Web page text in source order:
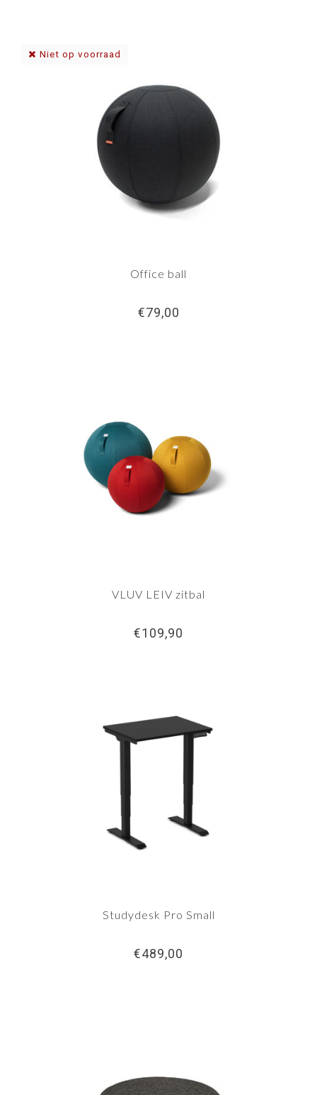
Niet op voorraad
Office ball
€79,00
VLUV LEIV zitbal
€109,90
Studydesk Pro Small
€489,00